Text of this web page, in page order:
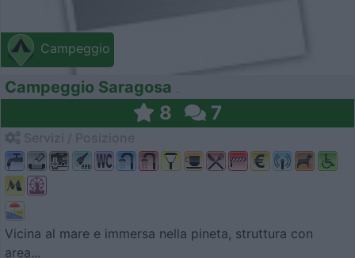
Campeggio
Campeggio Saragosa
8 7
Vicina al mare e immersa nella pineta, struttura con
area...